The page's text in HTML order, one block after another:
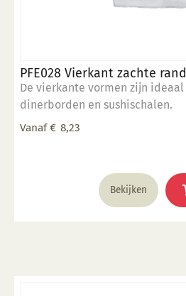
PFE028 Vierkant zachte rand
De vierkante vormen zijn
dinerborden en sushischalen.
Vanaf € 8,23
Bekijken
Dit
heeft